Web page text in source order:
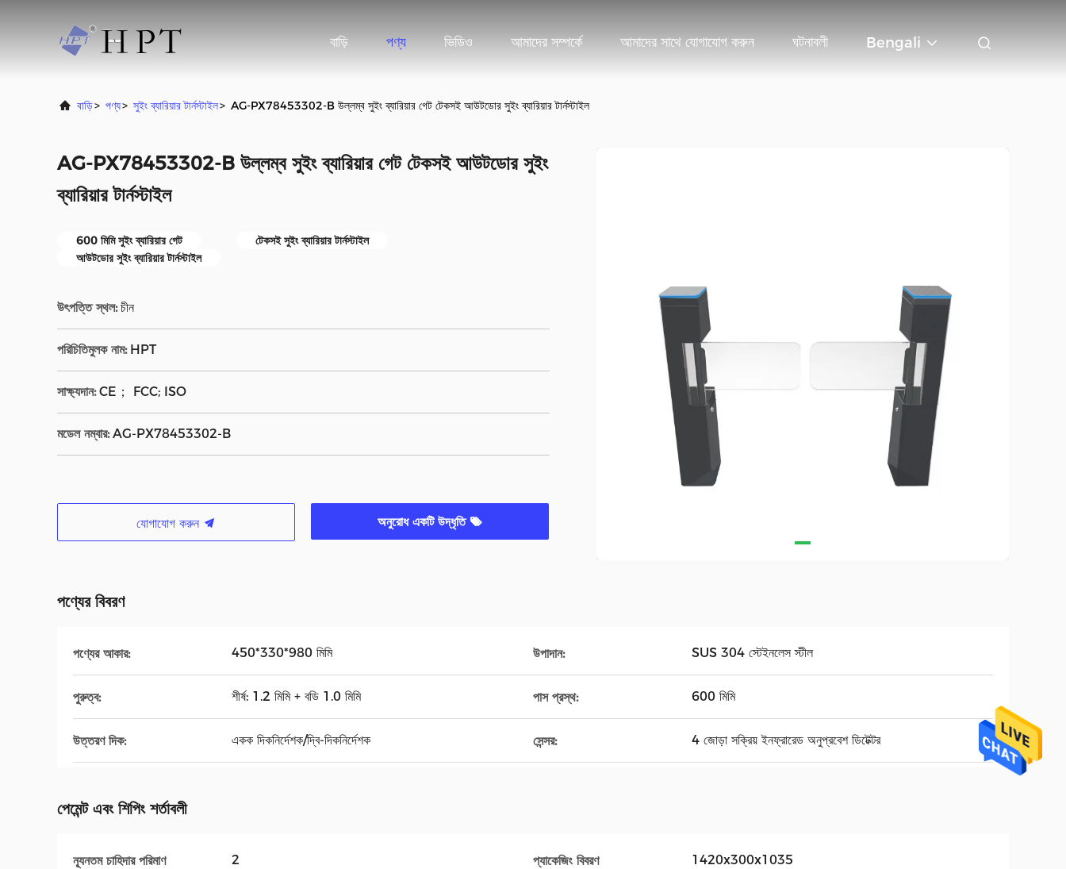
বাড়ি পণ্য ভিডিও আমাদের সম্পর্কে আমাদের সাথে যোগাযোগ করুন ঘটনাবলী Bengali
বাড়ি> পণ্য> সুইং ব্যারিয়ার টার্নস্টাইল> AG-PX78453302-B উল্লম্ব সুইং ব্যারিয়ার গেট টেকসই আউটডোর সুইং ব্যারিয়ার টার্নস্টাইল
AG-PX78453302-B উল্লম্ব সুইং ব্যারিয়ার গেট টেকসই আউটডোর সুইং
ব্যারিয়ার টার্নস্টাইল
600 মিমি সুইং ব্যারিয়ার গেট
টেকসই সুইং ব্যারিয়ার টার্নস্টাইল
আউটডোর সুইং ব্যারিয়ার টার্নস্টাইল
উৎপত্তি স্থল: চীন
পরিচিতিমুলক নাম: HPT
সাক্ষ্যদান: CE； FCC; ISO
মডেল নম্বার: AG-PX78453302-B
যোগাযোগ করুন অনুরোধ একটি উদ্ধৃতি
পণ্যের বিবরণ
পণ্যের আকার: 450*330*980 মিমি উপাদান: SUS 304 স্টেইনলেস স্টীল
পুরুত্ব: শীর্ষ: 1.2 মিমি + বডি 1.0 মিমি পাস প্রস্থ: 600 মিমি
উত্তরণ দিক: একক দিকনির্দেশক/দ্বি-দিকনির্দেশক সেন্সর: 4 জোড়া সক্রিয় ইনফ্রারেড অনুপ্রবেশ ডিটেক্টর
পেমেন্ট এবং শিপিং শর্তাবলী
ন্যূনতম চাহিদার পরিমাণ 2 প্যাকেজিং বিবরণ 1420x300x1035